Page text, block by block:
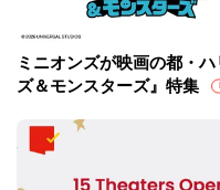
ミニオンズが映画の都・
ズ＆モンスターズ』特集